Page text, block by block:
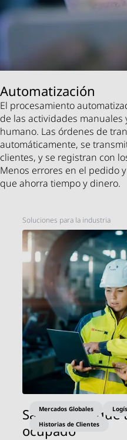
Automatización
El procesamiento
de las actividades
humano. Las órdenes de
automáticamente, se
clientes, y se registran con
Menos errores en el pedido
que ahorra tiempo y dinero.
Soluciones para la industria
Sabemos lo que
ocupado
Mercados Globales
Historias de Clientes